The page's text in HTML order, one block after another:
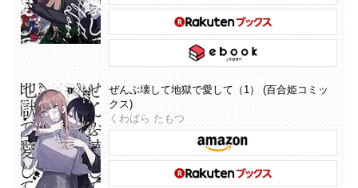
ぜんぶ壊して地獄で愛して（1） (百合姫コミッ
クス)
くわばら たもつ